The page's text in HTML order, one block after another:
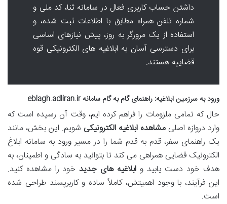
داشتن حساب کاربری فعال در سامانه ثنا، کد ملی و
شماره تلفن همراه مطابق با اطلاعات ثبت شده، و
استفاده از یک مرورگر به روز، پیش نیازهای اساسی
برای دسترسی آسان به ابلاغیه های الکترونیکی قوه
قضاییه هستند.
ورود به سرزمین ابلاغیه: راهنمای گام به گام سامانه eblagh.adliran.ir
حال که تمامی ملزومات را فراهم کرده ایم، وقت آن رسیده است که
وارد دروازه اصلی مشاهده ابلاغیه الکترونیکی شویم. این بخش، مانند
یک راهنمای سفر، قدم به قدم شما را در مسیر ورود به سامانه ابلاغ
الکترونیک قضایی همراهی می کند تا بتوانید به سادگی و اطمینان، به
هدف خود دست یابید وابلاغیه های جدیدخود را مشاهده کنید.
این فرآیند، با وجود اهمیتش، کاملاً ساده و کاربرپسند طراحی شده
است.